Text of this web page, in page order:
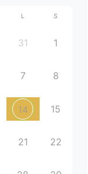
L S
31 1
7 8
14 15
21 22